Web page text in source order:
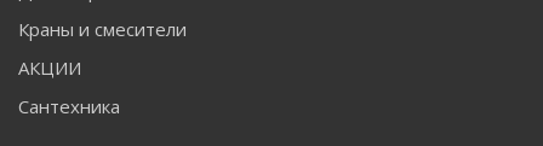
Краны и смесители
АКЦИИ
Сантехника